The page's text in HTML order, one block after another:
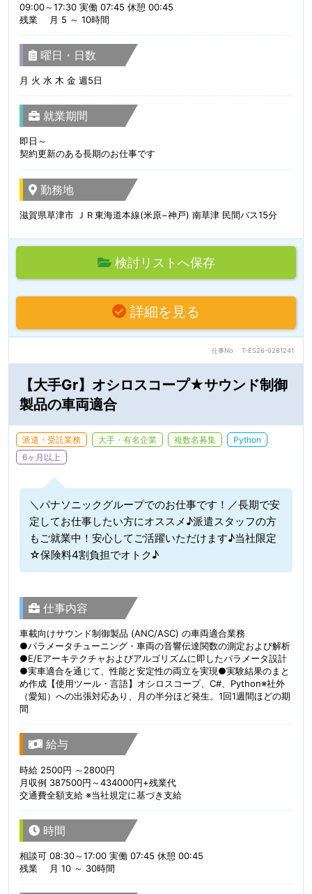
09:00～17:30 実働 07:45 休憩 00:45
残業 月 5 ～ 10時間
曜日・日数
月 火 水 木 金 週5日
就業期間
即日～
契約更新のある長期のお仕事です
勤務地
滋賀県草津市 ＪＲ東海道本線(米原−神戸) 南草津 民間バス15分
検討リストへ保存
詳細を見る
仕事No T-ES26-0281241
【大手Gr】オシロスコープ★サウンド制御
製品の車両適合
派遣・受託業務 大手・有名企業 複数名募集
Python
6ヶ月以上
＼パナソニックグループでのお仕事です！／長期で安
定してお仕事したい方にオススメ♪派遣スタッフの方
もご就業中！安心してご活躍いただけます♪当社限定
☆保険料4割負担でオトク♪
仕事内容
車載向けサウンド制御製品 (ANC/ASC) の車両適合業務
●パラメータチューニング・車両の音響伝達関数の測定および解析
●E/Eアーキテクチャおよびアルゴリズムに即したパラメータ設計
●実車適合を通じて、性能と安定性の両立を実現●実験結果のまと
め作成【使用ツール・言語】オシロスコープ、C#、Python※社外
（愛知）への出張対応あり、月の半分ほど発生。1回1週間ほどの期
間
給与
時給 2500円 ～2800円
月収例 387500円～434000円+残業代
交通費全額支給 ※当社規定に基づき支給
時間
相談可 08:30～17:00 実働 07:45 休憩 00:45
残業 月 10 ～ 30時間